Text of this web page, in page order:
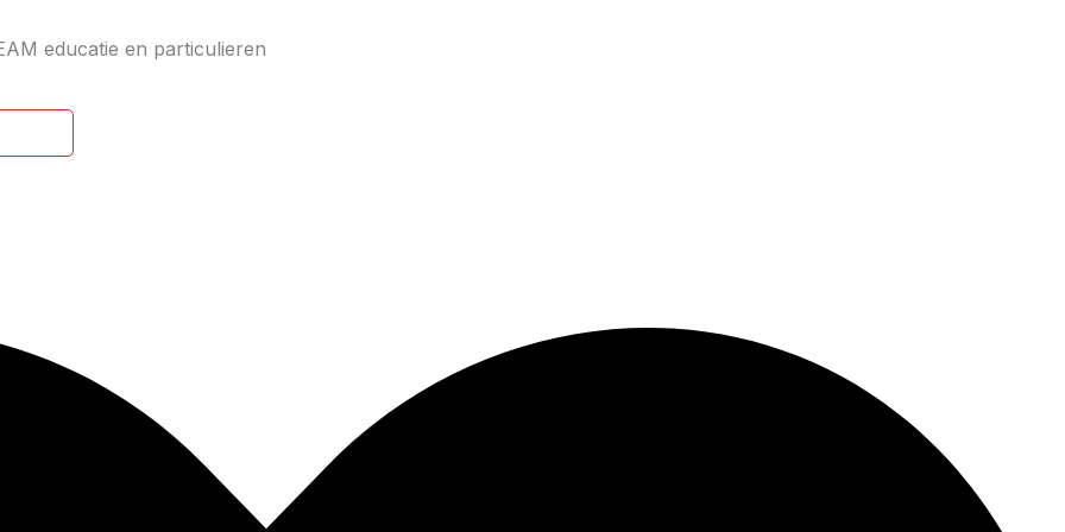
educatie en particulieren